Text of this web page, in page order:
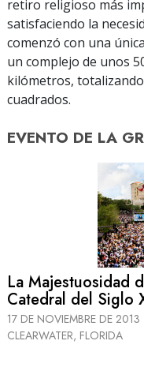
retiro religioso más
satisfaciendo la
comenzó con una
un complejo de unos
kilómetros,
cuadrados.
EVENTO DE LA
La Majestuosidad
Catedral del Siglo
17 DE NOVIEMBRE DE 2013
CLEARWATER, FLORIDA